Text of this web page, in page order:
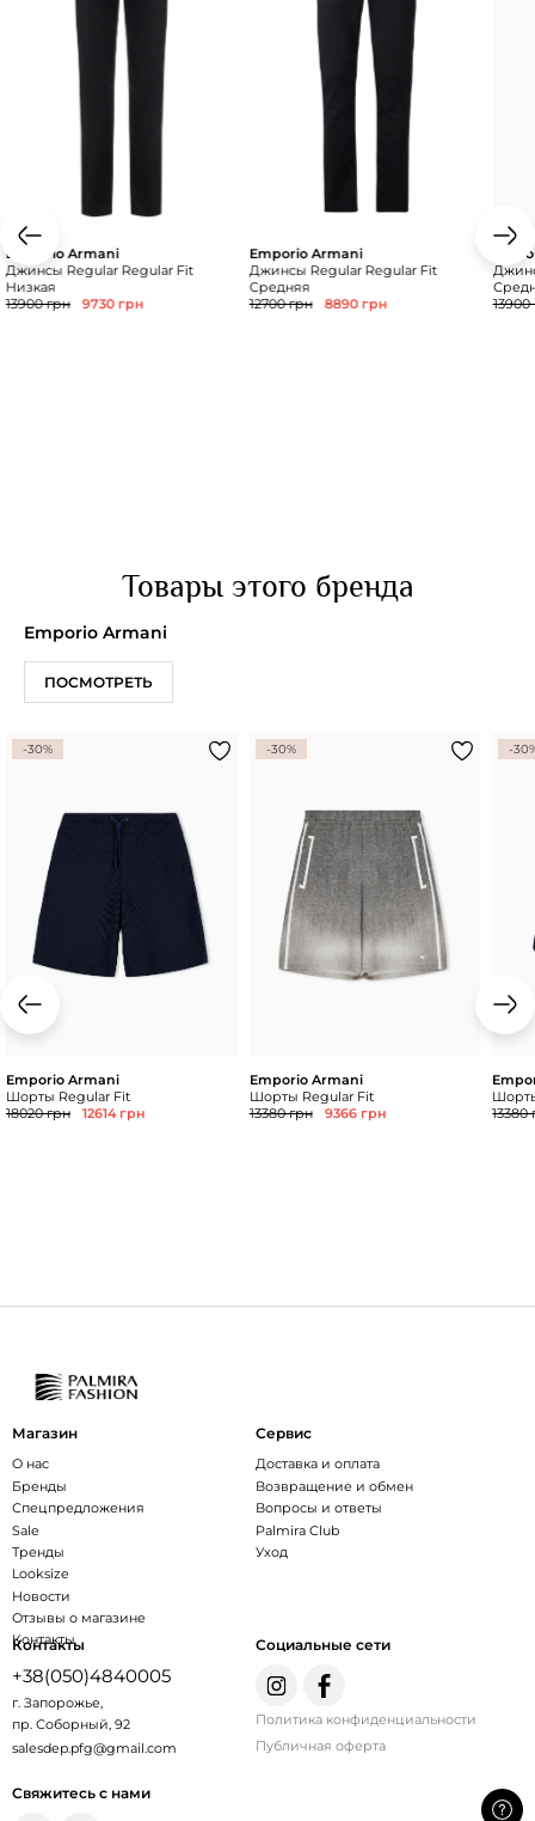
Emporio Armani
Джинсы Regular Regular Fit
Низкая
13900 грн
9730 грн
Emporio Armani
Джинсы Regular Regular Fit
Средняя
12700 грн
8890 грн
13900
Товары этого бренда
Emporio Armani
ПОСМОТРЕТЬ
-30%
Emporio Armani
Шорты Regular Fit
18020 грн
12614 грн
-30%
Emporio Armani
Шорты Regular Fit
13380 грн
9366 грн
-
13380
Магазин
О нас
Бренды
Спецпредложения
Sale
Тренды
Looksize
Новости
Отзывы о магазине
Контакты
Сервис
Доставка и оплата
Возвращение и обмен
Вопросы и ответы
Palmira Club
Уход
Контакты
+38(050)4840005
г. Запорожье,
пр. Соборный, 92
salesdep.pfg@gmail.com
Свяжитесь с нами
Социальные сети
Политика конфиденциальности
Публичная оферта